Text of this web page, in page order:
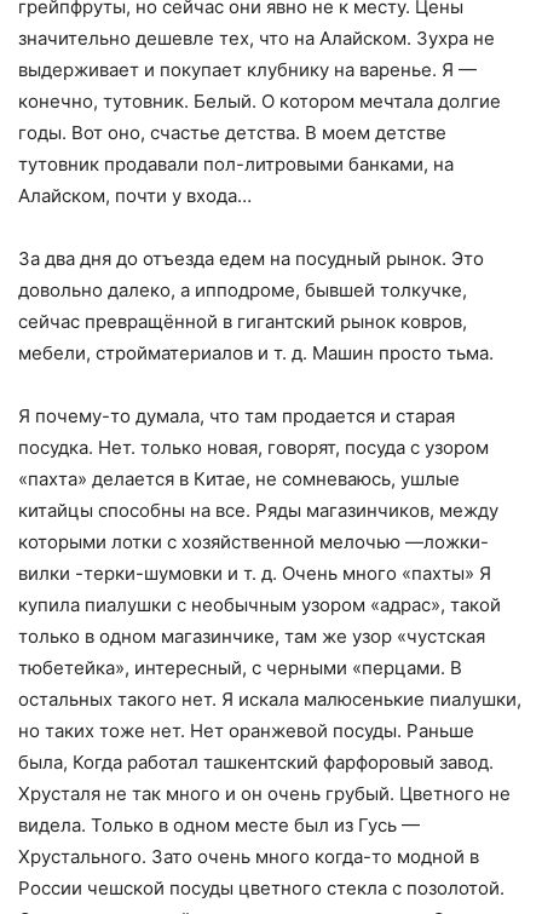
грейпфруты, но сейчас они явно не к месту. Цены
значительно дешевле тех, что на Алайском. Зухра не
выдерживает и покупает клубнику на варенье. Я —
конечно, тутовник. Белый. О котором мечтала долгие
годы. Вот оно, счастье детства. В моем детстве
тутовник продавали пол-литровыми банками, на
Алайском, почти у входа…
За два дня до отъезда едем на посудный рынок. Это
довольно далеко, а ипподроме, бывшей толкучке,
сейчас превращённой в гигантский рынок ковров,
мебели, стройматериалов и т. д. Машин просто тьма.
Я почему-то думала, что там продается и старая
посудка. Нет. только новая, говорят, посуда с узором
«пахта» делается в Китае, не сомневаюсь, ушлые
китайцы способны на все. Ряды магазинчиков, между
которыми лотки с хозяйственной мелочью —ложки-
вилки -терки-шумовки и т. д. Очень много «пахты» Я
купила пиалушки с необычным узором «адрас», такой
только в одном магазинчике, там же узор «чустская
тюбетейка», интересный, с черными «перцами. В
остальных такого нет. Я искала малюсенькие пиалушки,
но таких тоже нет. Нет оранжевой посуды. Раньше
была, Когда работал ташкентский фарфоровый завод.
Хрусталя не так много и он очень грубый. Цветного не
видела. Только в одном месте был из Гусь —
Хрустального. Зато очень много когда-то модной в
России чешской посуды цветного стекла с позолотой.